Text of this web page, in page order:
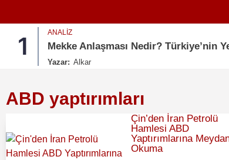
1 ANALIZ
Mekke Anlaşması Nedir? Türkiye’nin
Yazar: Alkar
ABD yaptırımları
Çin’den İran Petrolü
Hamlesi ABD
Yaptırımlarına
Okuma